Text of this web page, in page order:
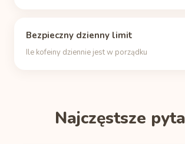
Bezpieczny dzienny limit
Ile kofeiny dziennie jest w porządku
Najczęstsze